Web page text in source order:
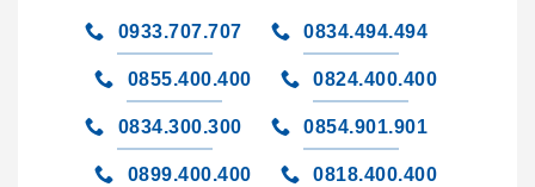
0933.707.707 0834.494.494
0855.400.400 0824.400.400
0834.300.300 0854.901.901
0899.400.400 0818.400.400